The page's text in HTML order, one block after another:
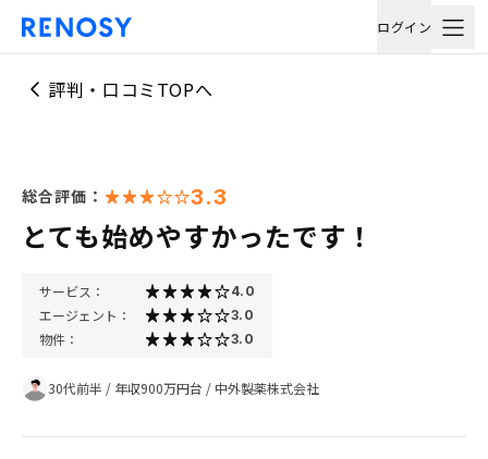
ログイン
評判・口コミTOPへ
総合評価： 3.3
とても始めやすかったです！
サービス： 4.0
エージェント： 3.0
物件： 3.0
30代前半 / 年収900万円台 / 中外製薬株式会社